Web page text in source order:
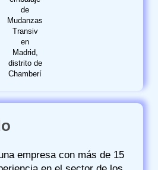
de
Mudanzas
Transiv
en
Madrid,
distrito de
Chamberí
empresa con más de 15